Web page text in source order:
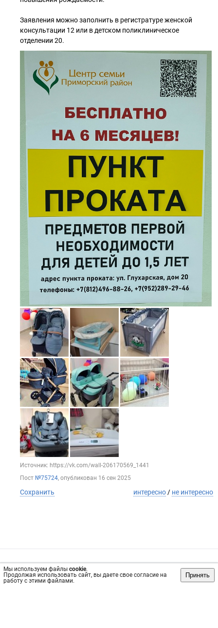
Мы используем файлы cookie.
Продолжая использовать сайт, вы даете свое согласие на
работу с этими файлами.
Принять
Заявления можно заполнить в регистратуре женской
консультации 12 или в детском поликлиническое
отделении 20.
Источник: https://vk.com/wall-206170569_1441
Пост №75724, опубликован 16 сен 2025
Сохранить интересно / не интересно
Обратная связь Инвесторам
vrachi78.ru, 2019-2026 гг.